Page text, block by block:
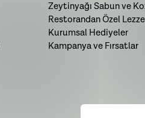
Zeytinyağı Sabun ve
Restorandan Özel
Kurumsal Hediyeler
Kampanya ve Fırsatlar